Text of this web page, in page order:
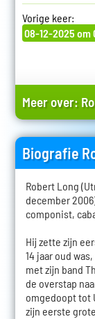
Vorige keer:
08-12-2025 om
Meer over:
Biografie
Robert Long
december
componist,
Hij zette zijn
14 jaar oud
met zijn band
de overstap
omgedoopt tot
zijn eerste